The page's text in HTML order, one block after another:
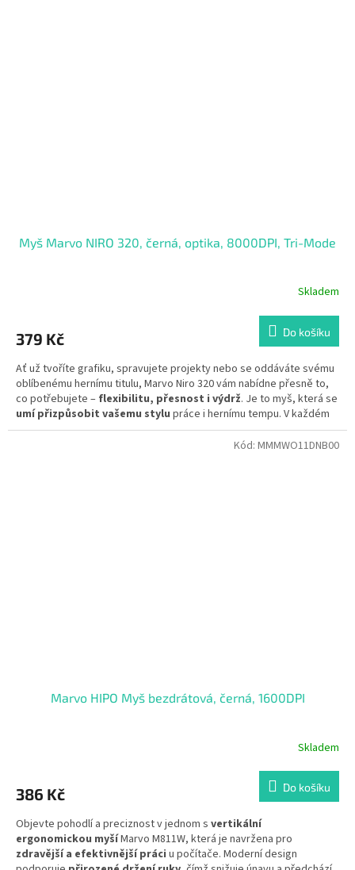
Myš Marvo NIRO 320, černá, optika, 8000DPI, Tri-Mode
Skladem
379 Kč Do košíku
Ať už tvoříte grafiku, spravujete projekty nebo se oddáváte svému
oblíbenému hernímu titulu, Marvo Niro 320 vám nabídne přesně to,
co potřebujete – flexibilitu, přesnost i výdrž. Je to myš, která se
umí přizpůsobit vašemu stylu práce i hernímu tempu. V každém
režimu vám nabídnemaximální výkon a pohodlí, bez ohledu na
Marvo HIPO Myš bezdrátová, černá, 1600DPI
Skladem
386 Kč Do košíku
Objevte pohodlí a preciznost v jednom s vertikální
ergonomickou myšíMarvo M811W, která je navržena pro
zdravější a efektivnější práci u počítače. Moderní design
Kód: MMMWO11DNB00